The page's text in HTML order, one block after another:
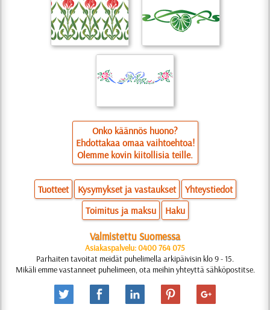
Onko käännös huono?
Ehdottakaa omaa vaihtoehtoa!
Olemme kovin kiitollisia teille.
Tuotteet Kysymykset ja vastaukset
Yhteystiedot
Toimitus ja maksu
Haku
Valmistettu Suomessa
Asiakaspalvelu: 0400 764 075
Parhaiten tavoitat meidät puhelimella arkipäivisin klo 9 - 15.
Mikäli emme vastanneet puhelimeen, ota meihin yhteyttä sähköpostitse.